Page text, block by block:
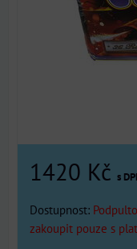
1420 Kč s
Dostupnost:
zakoupit pouze s